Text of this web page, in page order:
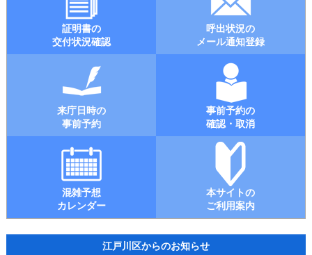
事前予約の確認・取消
混雑予想カレンダー
本サイトのご利用案内
証明書の
交付状況確認
呼出状況の
メール通知登録
来庁日時の
事前予約
事前予約の
確認・取消
混雑予想
カレンダー
本サイトの
ご利用案内
江戸川区からのお知らせ